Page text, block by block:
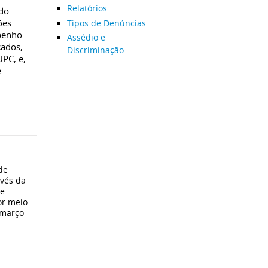
e,
da
meio
Relatórios
Tipos de Denúncias
Assédio e
Discriminação